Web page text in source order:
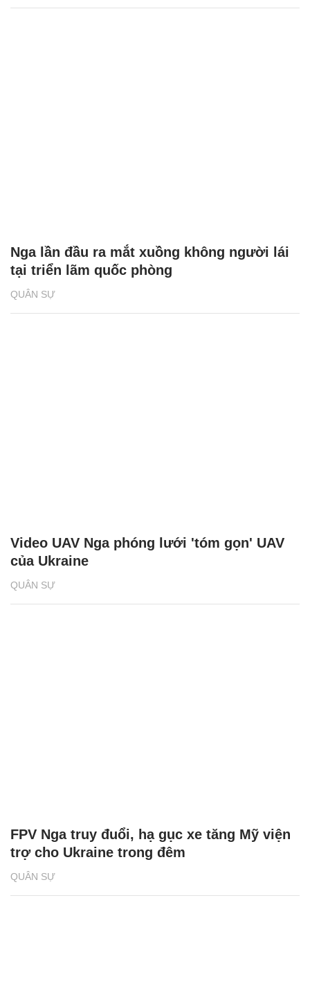
QUÂN SỰ
Nga lần đầu ra mắt xuồng không người lái
tại triển lãm quốc phòng
QUÂN SỰ
Video UAV Nga phóng lưới 'tóm gọn' UAV
của Ukraine
QUÂN SỰ
FPV Nga truy đuổi, hạ gục xe tăng Mỹ viện
trợ cho Ukraine trong đêm